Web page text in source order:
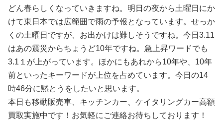
どん春らしくなっていきますね。明日の夜から土曜日にか
けて東日本では広範囲で雨の予報となっています。せっか
くの土曜日ですが、お出かけは難しそうですね。今日3.11
はあの震災からちょうど10年ですね。急上昇ワードでも
3.1１が上がっています。ほかにもあれから10年や、10年
前といったキーワードが上位を占めています。今日の14
時46分に黙とうをしたいと思います。
本日も移動販売車、キッチンカー、ケイタリングカー高額
買取実施中です！お気軽にご連絡お待ちしております！